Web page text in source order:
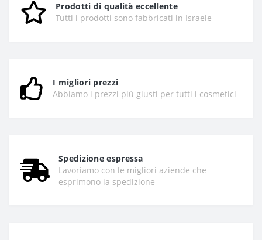
Prodotti di qualità eccellente
Tutti i prodotti sono fabbricati in Israele
I migliori prezzi
Abbiamo i prezzi più giusti per tutti i cosmetici
Spedizione espressa
Lavoriamo con le migliori aziende che
esprimono la spedizione